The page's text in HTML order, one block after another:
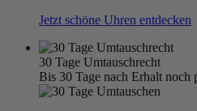
Jetzt schöne Uhren entdecken
30 Tage Umtauschrecht
Bis 30 Tage nach Erhalt noch